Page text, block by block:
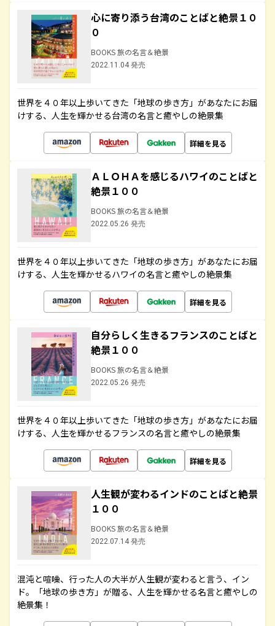
心に寄り添う台湾のことばと絶景１０
０
BOOKS 旅の名言＆絶景
2022.11.04 発売
世界を４０年以上歩いてきた「地球の歩き方」があなたにお届
けする、人生を輝かせる台湾の名言と癒やしの絶景集
詳細を見る
ＡＬＯＨＡを感じるハワイのことばと
絶景１００
BOOKS 旅の名言＆絶景
2022.05.26 発売
世界を４０年以上歩いてきた「地球の歩き方」があなたにお届
けする、人生を輝かせるハワイの名言と癒やしの絶景集
詳細を見る
自分らしく生きるフランスのことばと
絶景１００
BOOKS 旅の名言＆絶景
2022.05.26 発売
世界を４０年以上歩いてきた「地球の歩き方」があなたにお届
けする、人生を輝かせるフランスの名言と癒やしの絶景集
詳細を見る
人生観が変わるインドのことばと絶景
１００
BOOKS 旅の名言＆絶景
2022.07.14 発売
混沌と喧噪、行った人の大半が人生観が変わると言う、イン
ド。「地球の歩き方」が贈る、人生を輝かせる名言と癒やしの
絶景集！